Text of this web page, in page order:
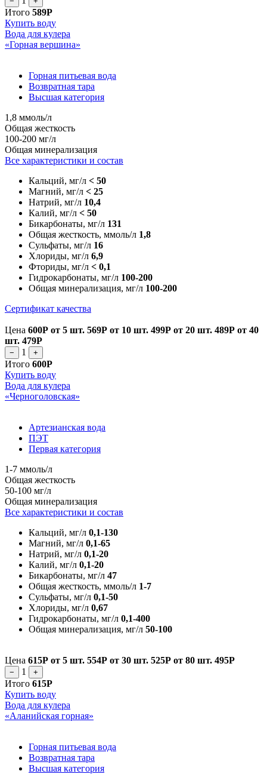
Итого 589Р
Купить воду
Вода для кулера
«Горная вершина»
Горная питьевая вода
Возвратная тара
Высшая категория
1,8 ммоль/л
Общая жесткость
100-200 мг/л
Общая минерализация
Все характеристики и состав
Кальций, мг/л < 50
Магний, мг/л < 25
Натрий, мг/л 10,4
Калий, мг/л < 50
Бикарбонаты, мг/л 131
Общая жесткость, ммоль/л 1,8
Сульфаты, мг/л 16
Хлориды, мг/л 6,9
Фториды, мг/л < 0,1
Гидрокарбонаты, мг/л 100-200
Общая минерализация, мг/л 100-200
Сертификат качества
Цена 600Р от 5 шт. 569Р от 10 шт. 499Р от 20 шт. 489Р от 40
шт. 479Р
− 1 +
Итого 600Р
Купить воду
Вода для кулера
«Черноголовская»
Артезианская вода
ПЭТ
Первая категория
1-7 ммоль/л
Общая жесткость
50-100 мг/л
Общая минерализация
Все характеристики и состав
Кальций, мг/л 0,1-130
Магний, мг/л 0,1-65
Натрий, мг/л 0,1-20
Калий, мг/л 0,1-20
Бикарбонаты, мг/л 47
Общая жесткость, ммоль/л 1-7
Сульфаты, мг/л 0,1-50
Хлориды, мг/л 0,67
Гидрокарбонаты, мг/л 0,1-400
Общая минерализация, мг/л 50-100
Цена 615Р от 5 шт. 554Р от 30 шт. 525Р от 80 шт. 495Р
− 1 +
Итого 615Р
Купить воду
Вода для кулера
«Аланийская горная»
Горная питьевая вода
Возвратная тара
Высшая категория